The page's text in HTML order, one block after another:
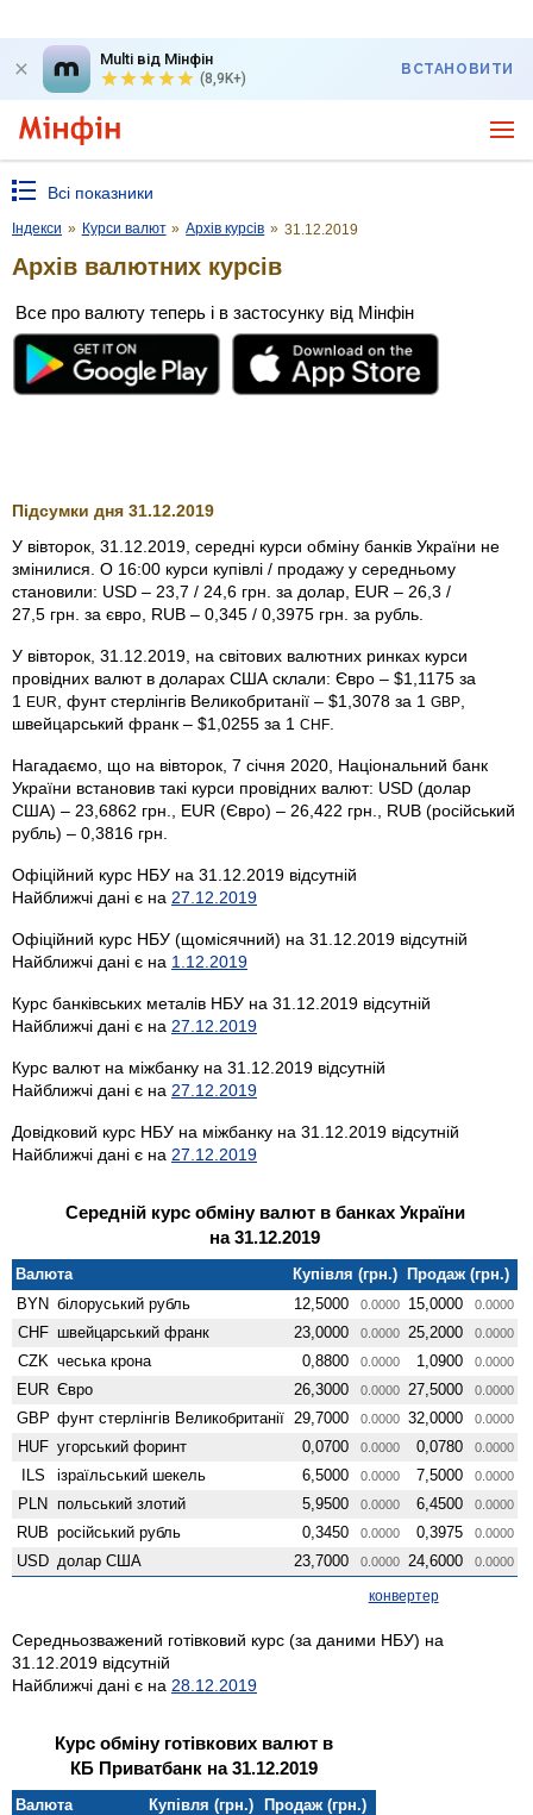
Multi від Мінфін
(8,9K+)
ВСТАНОВИТИ
Всі показники
Індекси » Курси валют » Архів курсів » 31.12.2019
Архів валютних курсів
Все про валюту теперь і в застосунку від Мінфін
Підсумки дня 31.12.2019
У вівторок, 31.12.2019, середні курси обміну банків України не
змінилися. О 16:00 курси купівлі / продажу у середньому
становили: USD – 23,7 / 24,6 грн. за долар, EUR – 26,3 /
27,5 грн. за євро, RUB – 0,345 / 0,3975 грн. за рубль.
У вівторок, 31.12.2019, на світових валютних ринках курси
провідних валют в доларах США склали: Євро – $1,1175 за
1 EUR , фунт стерлінгів Велико­британії – $1,3078 за 1 GBP
швейцарський франк – $1,0255 за 1 CHF
Нагадаємо, що на вівторок, 7 січня 2020, Національний банк
України встановив такі курси провідних валют: USD (долар
США) – 23,6862 грн., EUR (Євро) – 26,422 грн., RUB (російський
рубль) – 0,3816 грн.
Офіційний курс НБУ на 31.12.2019 відсутній
Найближчі дані є на 27.12.2019
Офіційний курс НБУ (щомісячний) на 31.12.2019 відсутній
Найближчі дані є на 1.12.2019
Курс банківських металів НБУ на 31.12.2019 відсутній
Найближчі дані є на 27.12.2019
Курс валют на міжбанку на 31.12.2019 відсутній
Найближчі дані є на 27.12.2019
Довідковий курс НБУ на міжбанку на 31.12.2019 відсутній
Найближчі дані є на 27.12.2019
Середній курс обміну валют в банках України
на 31.12.2019
Валюта Купівля (грн.) Продаж (грн.)
BYN білоруський рубль 12,5000 0.0000 15,0000 0.0000
CHF швейцарський франк 23,0000 0.0000 25,2000 0.0000
CZK чеська крона 0,8800 0.0000 1,0900 0.0000
EUR Євро 26,3000 0.0000 27,5000 0.0000
GBP фунт стерлінгів Велико­британії 29,7000 0.0000 32,0000 0.0000
HUF угорський форинт 0,0700 0.0000 0,0780 0.0000
ILS ізраїльський шекель 6,5000 0.0000 7,5000 0.0000
PLN польський злотий 5,9500 0.0000 6,4500 0.0000
RUB російський рубль 0,3450 0.0000 0,3975 0.0000
USD долар США 23,7000 0.0000 24,6000 0.0000
конвертер
Середньозважений готівковий курс (за даними НБУ) на
31.12.2019 відсутній
Найближчі дані є на 28.12.2019
Курс обміну готівкових валют в
КБ Приватбанк на 31.12.2019
Валюта Купівля (грн.)
Продаж (грн.)